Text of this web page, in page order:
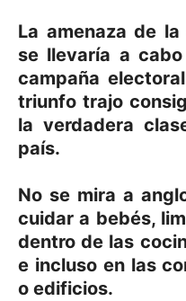
La amenaza de
se llevaría a
campaña
triunfo trajo
la verdadera
país.
No se mira a
cuidar a bebés,
dentro de las
e incluso en las
o edificios.